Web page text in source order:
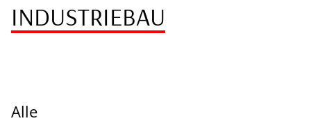
INDUSTRIEBAU
Alle